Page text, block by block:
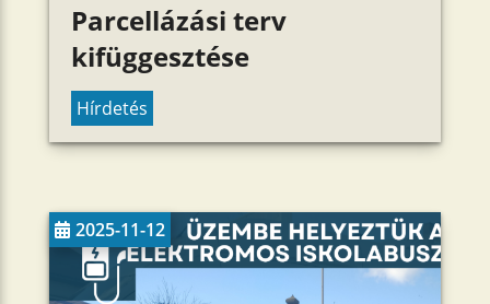
Parcellázási terv
kifüggesztése
Hírdetés
2025-11-12